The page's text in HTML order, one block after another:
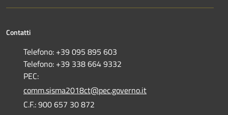
Contatti
Telefono: +39 095 895 603
Telefono: +39 338 664 9332
PEC:
comm.sisma2018ct@pec.governo.it
C.F.: 900 657 30 872